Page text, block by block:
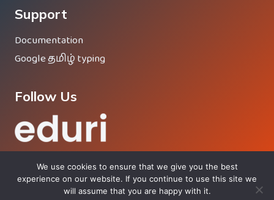
Support
Documentation
Google தமிழ் typing
Follow Us
We use cookies to ensure that we give you the best
experience on our website. If you continue to use this site we
will assume that you are happy with it.